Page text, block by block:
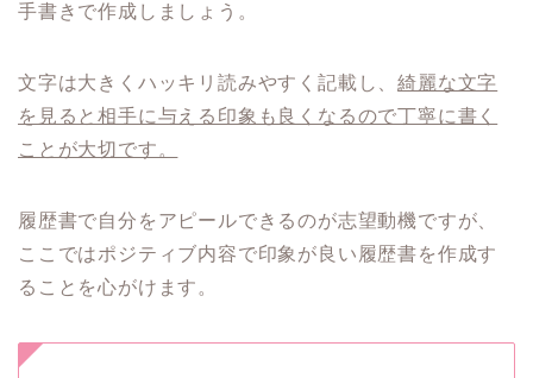
手書きで作成しましょう。
文字は大きくハッキリ読みやすく記載し、綺麗な文字
を見ると相手に与える印象も良くなるので丁寧に書く
ことが大切です。
履歴書で自分をアピールできるのが志望動機ですが、
ここではポジティブ内容で印象が良い履歴書を作成す
ることを心がけます。